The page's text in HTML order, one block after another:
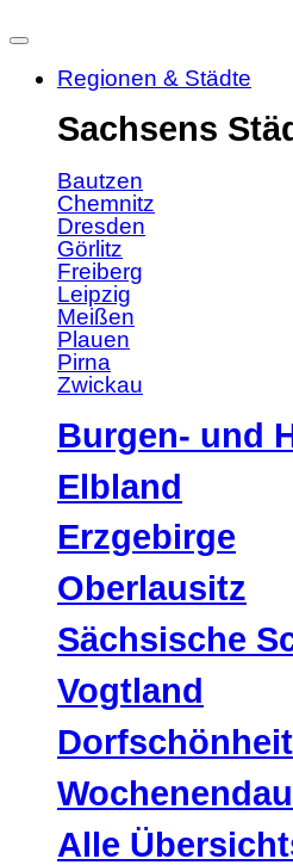
Regionen & Städte
Sachsens
Bautzen
Chemnitz
Dresden
Görlitz
Freiberg
Leipzig
Meißen
Plauen
Pirna
Zwickau
Burgen- und
Elbland
Erzgebirge
Oberlausitz
Sächsische
Vogtland
Alle